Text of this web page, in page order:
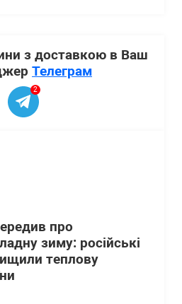
з доставкою в Ваш
Телеграм
2
про
зиму: російські
теплову